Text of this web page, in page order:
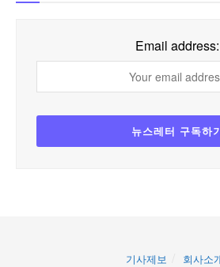
Email address:
기사제보 회사소